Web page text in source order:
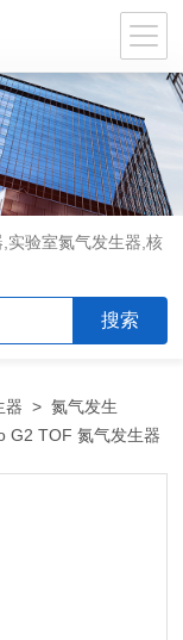
实验室氮气发生器,核
器 >氮气发生
G2 TOF 氮气发生器